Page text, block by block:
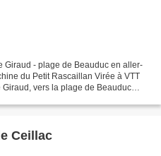
Giraud - plage de Beauduc en aller-
du Petit Rascaillan Virée à VTT
vers la plage de Beauduc
Ceillac